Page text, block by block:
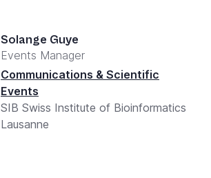
Solange Guye
Events Manager
Communications & Scientific
Events
SIB Swiss Institute of Bioinformatics
Lausanne